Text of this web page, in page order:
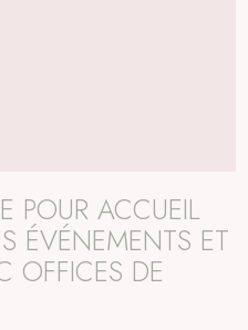
POUR ACCUEIL
ÉVÉNEMENTS ET
OFFICES DE